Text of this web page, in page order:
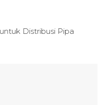
Distribusi Pipa